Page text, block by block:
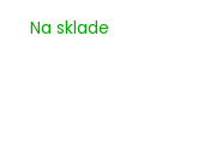
Na sklade